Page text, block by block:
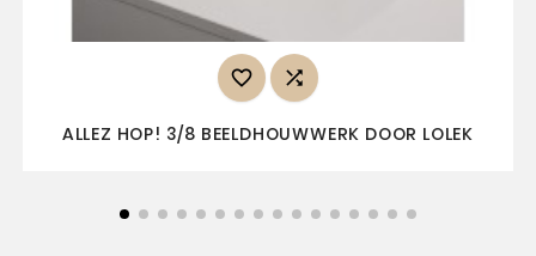
 
ALLEZ HOP! 3/8 BEELDHOUWWERK DOOR LOLEK